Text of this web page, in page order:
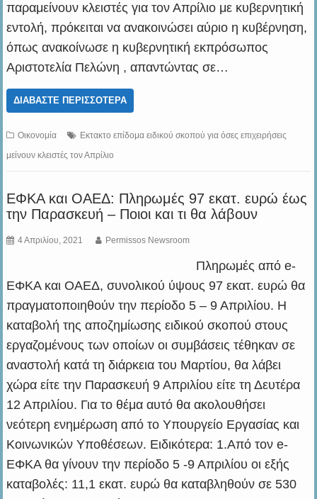
παραμείνουν κλειστές για τον Απρίλιο με κυβερνητική
εντολή, πρόκειται να ανακοινώσει αύριο η κυβέρνηση,
όπως ανακοίνωσε η κυβερνητική εκπρόσωπος
Αριστοτελία Πελώνη , απαντώντας σε…
ΔΙΑΒΆΣΤΕ ΠΕΡΙΣΣΌΤΕΡΑ
Οικονομία
Εκτακτο επίδομα ειδικού σκοπού για όσες επιχειρήσεις
μείνουν κλειστές τον Απρίλιο
ΕΦΚΑ και ΟΑΕΔ: Πληρωμές 97 εκατ. ευρώ έως
την Παρασκευή – Ποιοι και τι θα λάβουν
4 Απριλίου, 2021 Permissos Newsroom
Πληρωμές από e-
ΕΦΚΑ και ΟΑΕΔ, συνολικού ύψους 97 εκατ. ευρώ θα
πραγματοποιηθούν την περίοδο 5 – 9 Απριλίου. Η
καταβολή της αποζημίωσης ειδικού σκοπού στους
εργαζομένους των οποίων οι συμβάσεις τέθηκαν σε
αναστολή κατά τη διάρκεια του Μαρτίου, θα λάβει
χώρα είτε την Παρασκευή 9 Απριλίου είτε τη Δευτέρα
12 Απριλίου. Για το θέμα αυτό θα ακολουθήσει
νεότερη ενημέρωση από το Υπουργείο Εργασίας και
Κοινωνικών Υποθέσεων. Ειδικότερα: 1.Από τον e-
ΕΦΚΑ θα γίνουν την περίοδο 5 -9 Απριλίου οι εξής
καταβολές: 11,1 εκατ. ευρώ θα καταβληθούν σε 530